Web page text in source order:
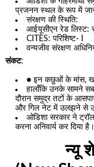
प्रजनन स्थल के रूप में
संरक्षण की स्थिति:
आईयूसीएन रेड लिस्ट:
CITES: परिशिष्ट- I
वन्यजीव संरक्षण
संकट:
● इन कछुओं के मांस,
हालाँकि उनके सामने
दौरान समुद्र तटों के
और गिल नेट में उलझने से
ओडिशा सरकार ने
करना अनिवार्य कर दिया है।
न्यू